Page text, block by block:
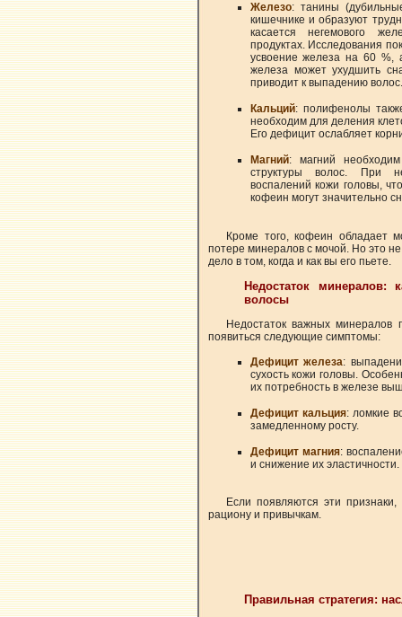
Железо: танины
кишечнике и образуют
касается негемового
продуктах. Исследования
усвоение железа на 60
железа может ухудшить
приводит к выпадению волос.
Кальций: полифенолы
необходим для деления
Его дефицит ослабляет
Магний: магний
структуры волос. При
воспалений кожи головы,
кофеин могут значительно
Кроме того, кофеин обладает
потере минералов с мочой. Но это
дело в том, когда и как вы его пьете.
Недостаток минералов:
волосы
Недостаток важных минералов
появиться следующие симптомы:
Дефицит железа:
сухость кожи головы.
их потребность в железе
Дефицит кальция: ломкие
замедленному росту.
Дефицит магния:
и снижение их эластичности.
Если появляются эти
рациону и привычкам.
Правильная стратегия: